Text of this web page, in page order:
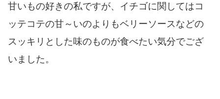
甘いもの好きの私ですが、イチゴに関してはコ
ッテコテの甘～いのよりもベリーソースなどの
スッキリとした味のものが食べたい気分でござ
いました。